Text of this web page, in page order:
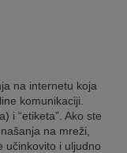
na internetu koja
komunikaciji.
i “etiketa”. Ako ste
na mreži,
učinkovito i uljudno